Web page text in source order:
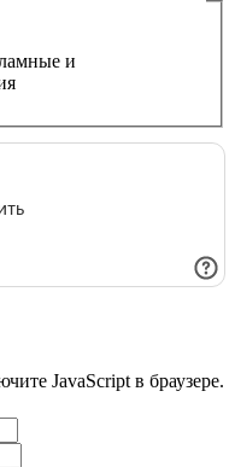
и
JavaScript в браузере.